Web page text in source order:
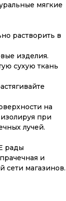
мягкие
растворить в
изделия.
сухую ткань
на
при
лучей.
рады
и
сети магазинов.